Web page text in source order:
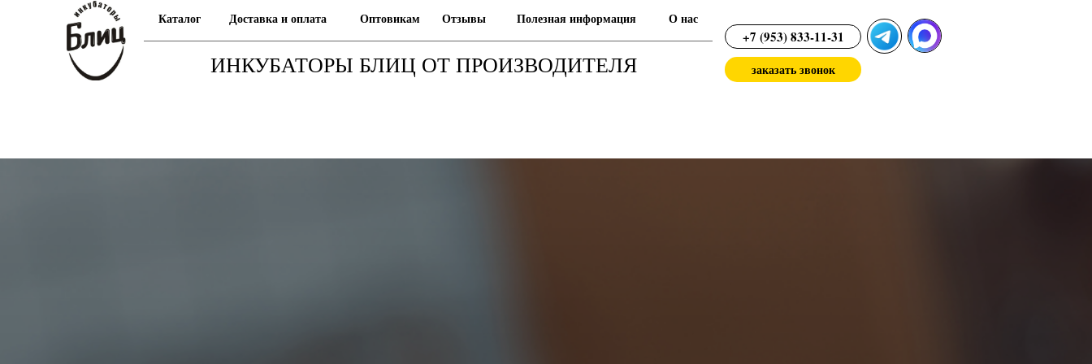
Каталог Оптовикам Отзывы Полезная информация
Доставка и оплата О нас
ИНКУБАТОРЫ БЛИЦ ОТ ПРОИЗВОДИТЕЛЯ заказать звонок
+7 (953) 833-11-31